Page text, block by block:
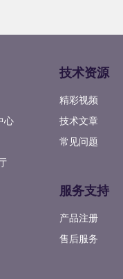
心
技术资源
精彩视频
技术文章
常见问题
服务支持
产品注册
售后服务